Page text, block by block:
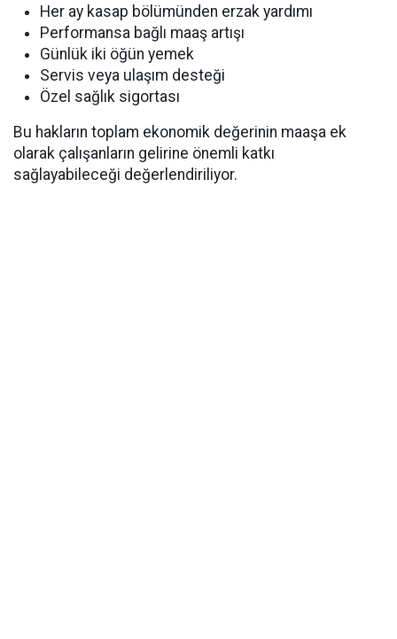
Her ay kasap bölümünden erzak yardımı
Performansa bağlı maaş artışı
Günlük iki öğün yemek
Servis veya ulaşım desteği
Özel sağlık sigortası
Bu hakların toplam ekonomik değerinin maaşa ek
olarak çalışanların gelirine önemli katkı
sağlayabileceği değerlendiriliyor.